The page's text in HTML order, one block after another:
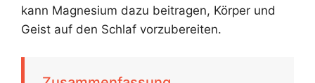
kann Magnesium dazu beitragen, Körper und
Geist auf den Schlaf vorzubereiten.